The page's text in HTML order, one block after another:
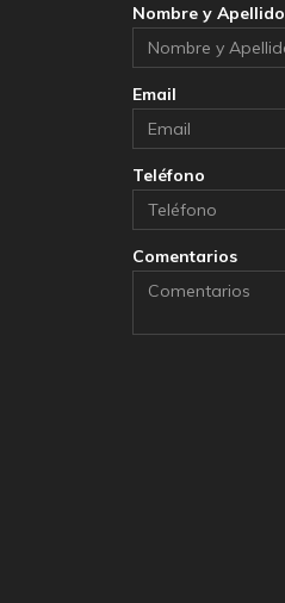
Nombre y Apellido
Email
Teléfono
Comentarios